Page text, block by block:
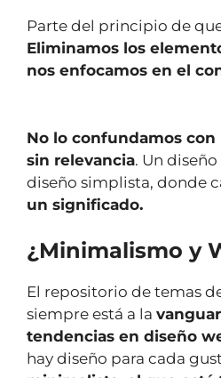
Parte del principio de
Eliminamos los
nos enfocamos en el
No lo confundamos
sin relevancia. Un
diseño simplista, donde
un significado.
¿Minimalismo y
El repositorio de temas
siempre está a la
tendencias en diseño
hay diseño para cada